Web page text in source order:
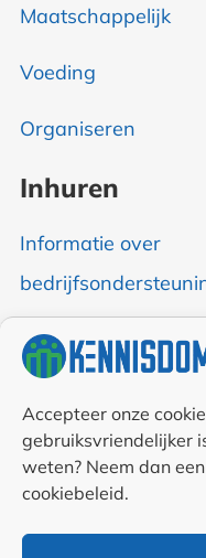
Accepteer onze
gebruiksvriendelijker
weten? Neem dan
cookiebeleid.
Maatschappelijk
Voeding
Organiseren
Inhuren
Informatie over